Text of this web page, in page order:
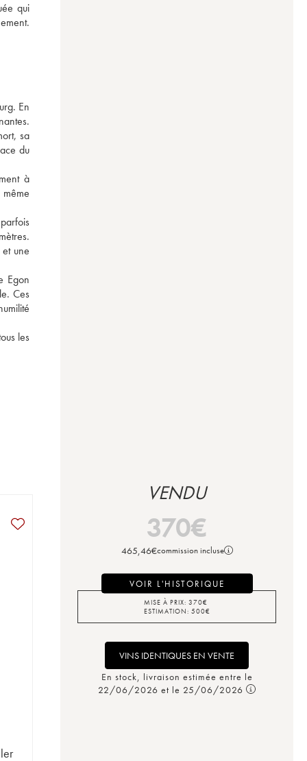
qui
En
sa
du
à
une
Egon
Ces
les
VENDU
370€
465,46€commission incluse
VOIR L'HISTORIQUE
MISE À PRIX: 370€
ESTIMATION: 500€
VINS IDENTIQUES EN VENTE
En stock, livraison estimée entre le
22/06/2026 et le 25/06/2026